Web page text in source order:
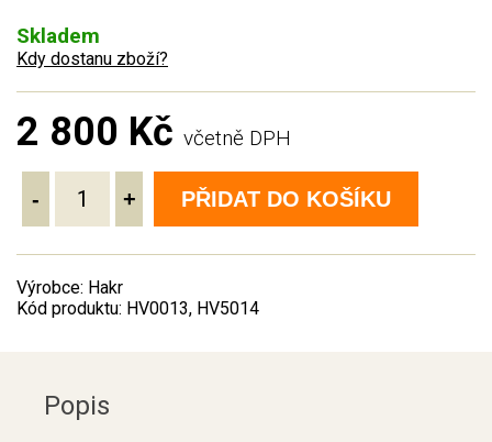
Skladem
Kdy dostanu zboží?
2 800 Kč včetně DPH
- + PŘIDAT DO KOŠÍKU
Výrobce: Hakr
Kód produktu: HV0013, HV5014
Popis